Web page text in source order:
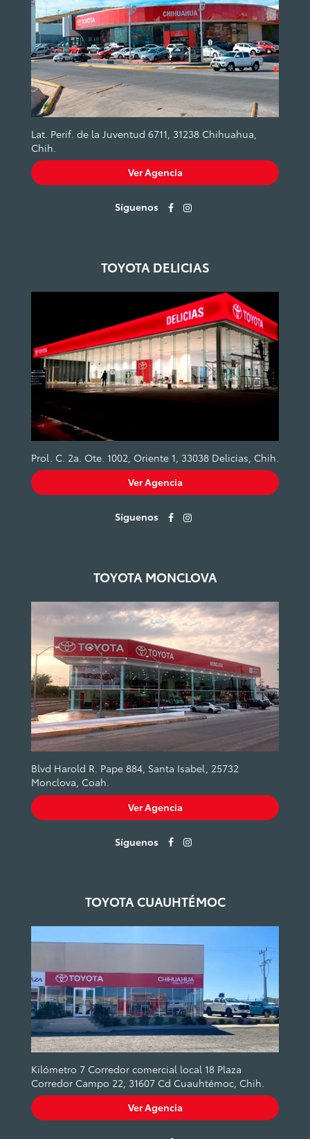
Lat. Perif. de la Juventud 6711, 31238 Chihuahua,
Chih.
Ver Agencia
Síguenos
TOYOTA DELICIAS
Prol. C. 2a. Ote. 1002, Oriente 1, 33038 Delicias, Chih.
Ver Agencia
Síguenos
TOYOTA MONCLOVA
Blvd Harold R. Pape 884, Santa Isabel, 25732
Monclova, Coah.
Ver Agencia
Síguenos
TOYOTA CUAUHTÉMOC
Kilómetro 7 Corredor comercial local 18 Plaza
Corredor Campo 22, 31607 Cd Cuauhtémoc, Chih.
Ver Agencia